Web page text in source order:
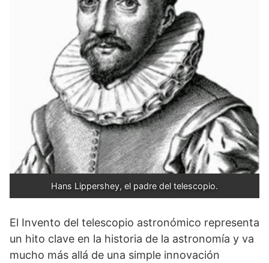
Hans Lippershey, el padre del telescopio.
El Invento del telescopio astronómico representa
un hito clave en la historia de la astronomía y va
mucho más allá de una simple innovación